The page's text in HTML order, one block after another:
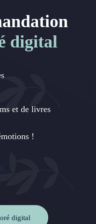
digital
et de livres
!
digital